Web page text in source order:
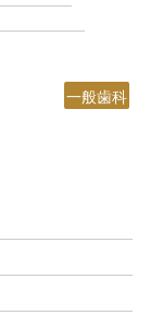
一般歯科